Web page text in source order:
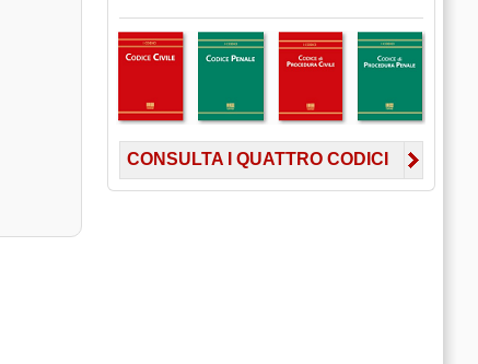
CONSULTA I QUATTRO CODICI